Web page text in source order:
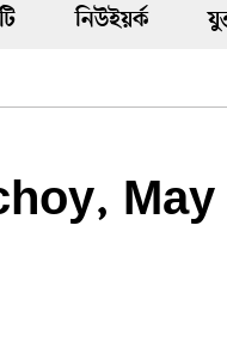
নিউইয়র্ক
May